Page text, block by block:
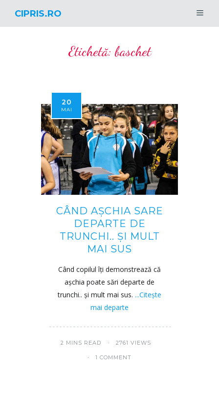
CIPRIS.RO
Etichetă: baschet
20
MAI
CÂND AȘCHIA SARE
DEPARTE DE
TRUNCHI.. ȘI MULT
MAI SUS
Când copilul îți demonstrează că
așchia poate sări departe de
trunchi.. și mult mai sus. ...Citește
mai departe
2 MINS READ 2761 VIEWS
1 COMMENT